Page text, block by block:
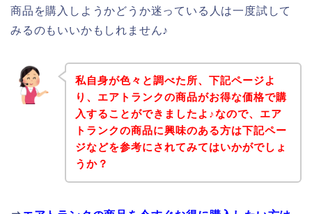
商品を購入しようかどうか迷っている人は一度試して
みるのもいいかもしれません♪
私自身が色々と調べた所、下記ページよ
り、エアトランクの商品がお得な価格で購
入することができましたよ♪なので、エア
トランクの商品に興味のある方は下記ペー
ジなどを参考にされてみてはいかがでしょ
うか？